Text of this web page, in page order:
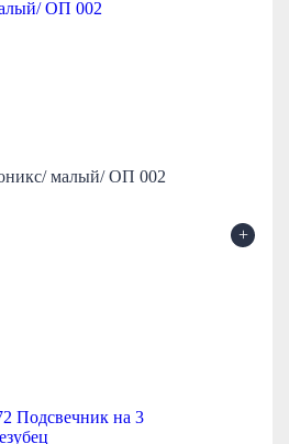
малый/ ОП 002
+